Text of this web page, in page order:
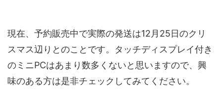
現在、予約販売中で実際の発送は12月25日のクリ
スマス辺りとのことです。タッチディスプレイ付き
のミニPCはあまり数多くないと思いますので、興
味のある方は是非チェックしてみてください。